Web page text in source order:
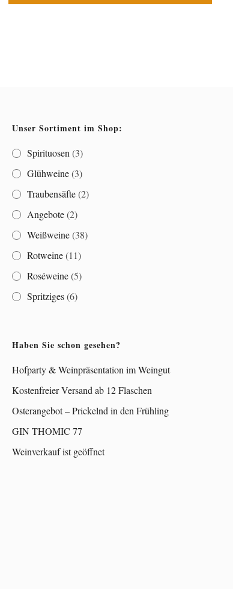
SUCHEN
Unser Sortiment im Shop:
Spirituosen(3)
Glühweine(3)
Traubensäfte(2)
Angebote(2)
Weißweine(38)
Rotweine(11)
Roséweine(5)
Spritziges(6)
Haben Sie schon gesehen?
Hofparty & Weinpräsentation im Weingut
Kostenfreier Versand ab 12 Flaschen
Osterangebot – Prickelnd in den Frühling
GIN THOMIC 77
Weinverkauf ist geöffnet